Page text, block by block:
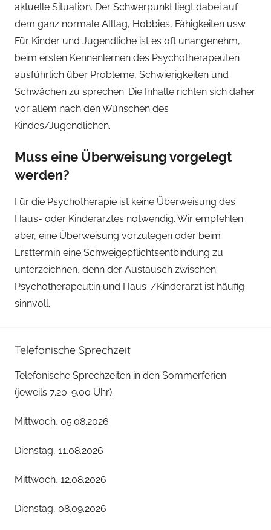
aktuelle Situation. Der Schwerpunkt liegt dabei auf
dem ganz normale Alltag, Hobbies, Fähigkeiten usw.
Für Kinder und Jugendliche ist es oft unangenehm,
beim ersten Kennenlernen des Psychotherapeuten
ausführlich über Probleme, Schwierigkeiten und
Schwächen zu sprechen. Die Inhalte richten sich daher
vor allem nach den Wünschen des
Kindes/Jugendlichen.
Muss eine Überweisung vorgelegt
werden?
Für die Psychotherapie ist keine Überweisung des
Haus- oder Kinderarztes notwendig. Wir empfehlen
aber, eine Überweisung vorzulegen oder beim
Ersttermin eine Schweigepflichtsentbindung zu
unterzeichnen, denn der Austausch zwischen
Psychotherapeut:in und Haus-/Kinderarzt ist häufig
sinnvoll.
Telefonische Sprechzeit
Telefonische Sprechzeiten in den Sommerferien
(jeweils 7.20-9.00 Uhr):
Mittwoch, 05.08.2026
Dienstag, 11.08.2026
Mittwoch, 12.08.2026
Dienstag, 08.09.2026